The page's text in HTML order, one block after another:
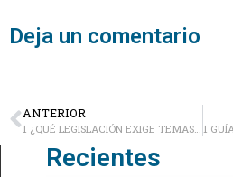
Deja un comentario
ANTERIOR
Recientes